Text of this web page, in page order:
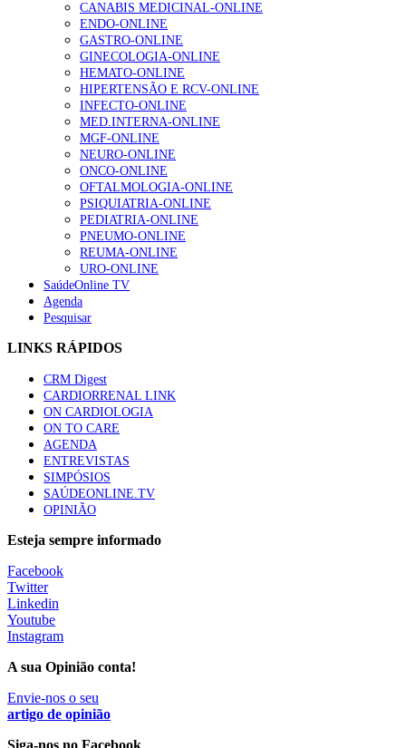
CANABIS MEDICINAL-ONLINE
ENDO-ONLINE
GASTRO-ONLINE
GINECOLOGIA-ONLINE
HEMATO-ONLINE
HIPERTENSÃO E RCV-ONLINE
INFECTO-ONLINE
MED.INTERNA-ONLINE
MGF-ONLINE
NEURO-ONLINE
ONCO-ONLINE
OFTALMOLOGIA-ONLINE
PSIQUIATRIA-ONLINE
PEDIATRIA-ONLINE
PNEUMO-ONLINE
REUMA-ONLINE
URO-ONLINE
SaúdeOnline TV
Agenda
Pesquisar
LINKS RÁPIDOS
CRM Digest
CARDIORRENAL LINK
ON CARDIOLOGIA
ON TO CARE
AGENDA
ENTREVISTAS
SIMPÓSIOS
SAÚDEONLINE.TV
OPINIÃO
Esteja sempre informado
Facebook
Twitter
Linkedin
Youtube
Instagram
A sua Opinião conta!
Envie-nos o seu
artigo de opinião